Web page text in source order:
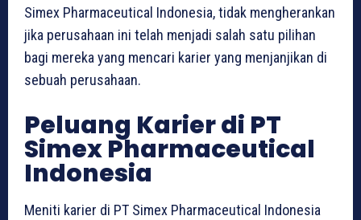
Simex Pharmaceutical Indonesia, tidak mengherankan
jika perusahaan ini telah menjadi salah satu pilihan
bagi mereka yang mencari karier yang menjanjikan di
sebuah perusahaan.
Peluang Karier di PT
Simex Pharmaceutical
Indonesia
Meniti karier di PT Simex Pharmaceutical Indonesia